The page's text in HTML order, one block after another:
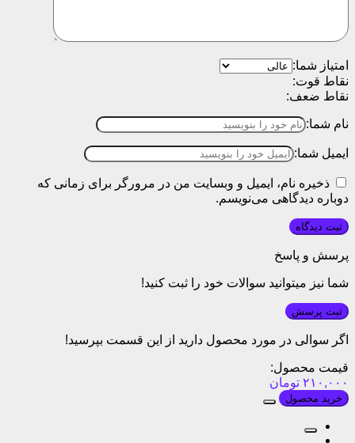
امتیاز شما:
نقاط قوت:
نقاط ضعف:
نام شما:
ایمیل شما:
ذخیره نام، ایمیل و وبسایت من در مرورگر برای زمانی که
دوباره دیدگاهی می‌نویسم.
پرسش و پاسخ
شما نیز میتوانید سوالات خود را ثبت کنید!
ثبت پرسش
اگر سوالی در مورد محصول دارید از این قسمت بپرسید!
قیمت محصول:
۲۱۰,۰۰۰ تومان
خرید محصول